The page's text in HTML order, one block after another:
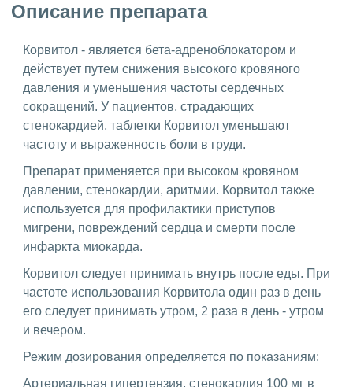
Описание препарата
Корвитол - является бета-адреноблокатором и
действует путем снижения высокого кровяного
давления и уменьшения частоты сердечных
сокращений. У пациентов, страдающих
стенокардией, таблетки Корвитол уменьшают
частоту и выраженность боли в груди.
Препарат применяется при высоком кровяном
давлении, стенокардии, аритмии. Корвитол также
используется для профилактики приступов
мигрени, повреждений сердца и смерти после
инфаркта миокарда.
Корвитол следует принимать внутрь после еды. При
частоте использования Корвитола один раз в день
его следует принимать утром, 2 раза в день - утром
и вечером.
Режим дозирования определяется по показаниям:
Артериальная гипертензия, стенокардия 100 мг в